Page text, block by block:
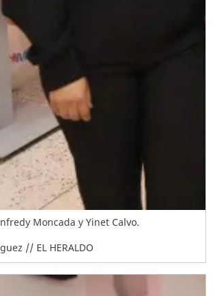
Moncada y Yinet Calvo.
// EL HERALDO